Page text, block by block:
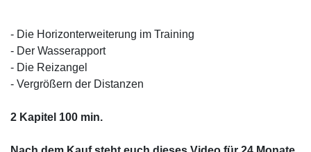
- Die Horizonterweiterung ​im Training
- Der Wasserapport
- Die Reizangel
- Vergrößern der Distanzen
2 Kapitel 100 min.